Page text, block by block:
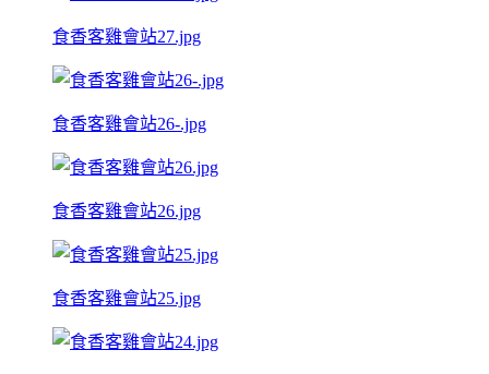
食香客雞會站27.jpg
食香客雞會站26-.jpg
食香客雞會站26.jpg
食香客雞會站25.jpg